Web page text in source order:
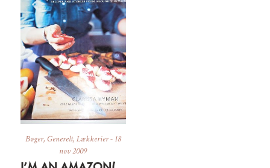
Bøger, Generelt, Lækkerier- 18
nov 2009